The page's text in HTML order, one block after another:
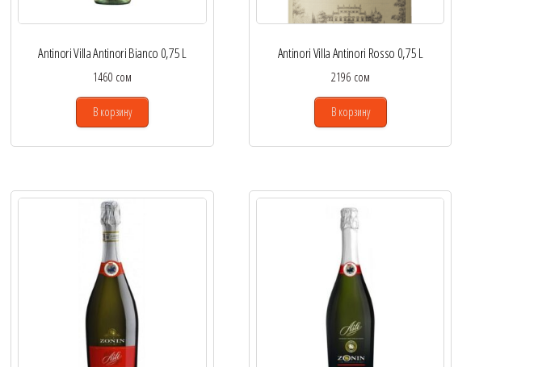
Antinori Villa Antinori Bianco 0,75 L
1460 сом
В корзину
Antinori Villa Antinori Rosso 0,75 L
2196 сом
В корзину